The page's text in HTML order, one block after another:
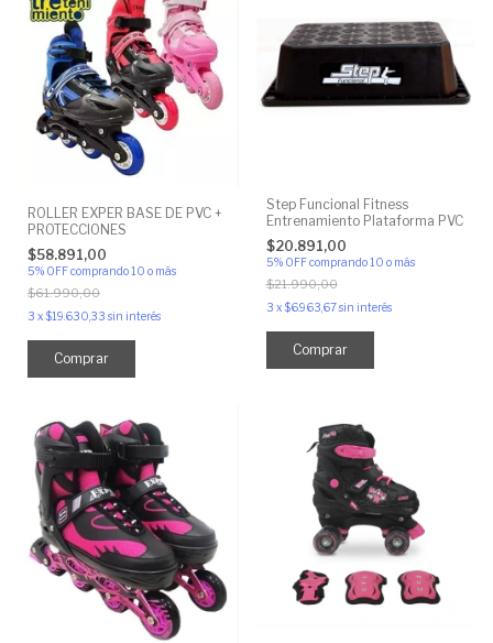
ROLLER EXPER BASE DE PVC +
PROTECCIONES
$58.891,00
5% OFFcomprando 10 o más
$61.990,00
3 x$19.630,33 sin interés
Comprar
Step Funcional Fitness
Entrenamiento Plataforma PVC
$20.891,00
5% OFF comprando 10 o más
$21.990,00
3 x$6.963,67sin interés